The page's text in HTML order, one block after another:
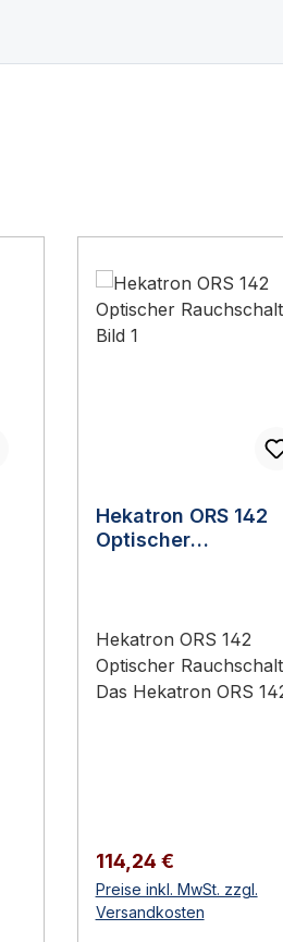
Hekatron ORS 142
Optischer
Hekatron ORS 142
Optischer
Das Hekatron ORS
an Brand- und
Rauchschutztüren in
öffentlichen Gebäuden,
Regulärer Preis:
114,24 €
Preise inkl. MwSt. zzgl.
Versandkosten